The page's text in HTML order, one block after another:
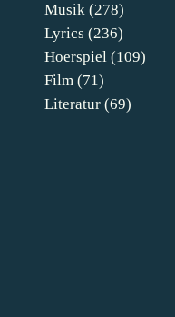
Musik (278)
Lyrics (236)
Hoerspiel (109)
Film (71)
Literatur (69)